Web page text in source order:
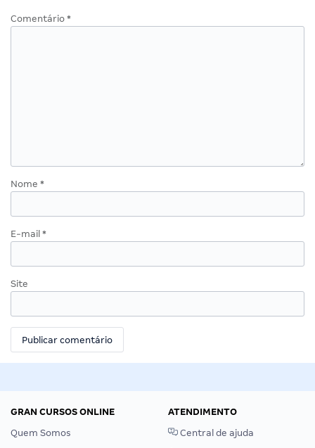
Comentário *
Nome *
E-mail *
Site
GRAN CURSOS ONLINE
Quem Somos
ATENDIMENTO
Central de ajuda